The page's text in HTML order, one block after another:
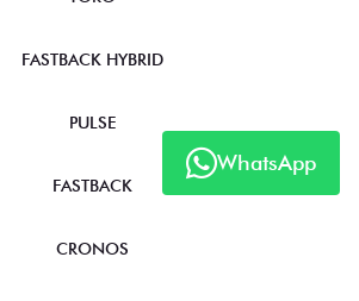
WhatsApp
FASTBACK HYBRID
PULSE
FASTBACK
CRONOS